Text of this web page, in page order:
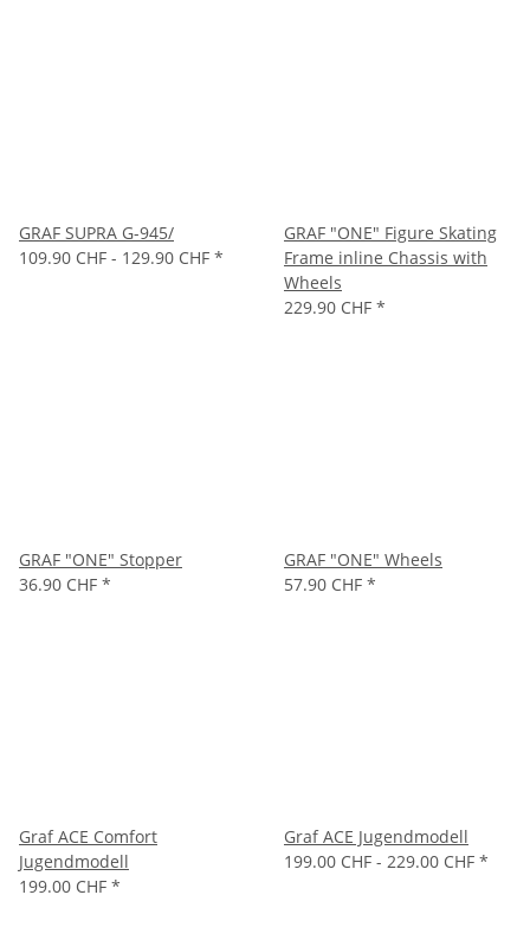
GRAF SUPRA G-945/
109.90 CHF - 129.90 CHF *
GRAF "ONE" Figure Skating
Frame inline Chassis with
Wheels
229.90 CHF *
GRAF "ONE" Stopper
36.90 CHF *
GRAF "ONE" Wheels
57.90 CHF *
Graf ACE Comfort
Jugendmodell
199.00 CHF *
Graf ACE Jugendmodell
199.00 CHF - 229.00 CHF *